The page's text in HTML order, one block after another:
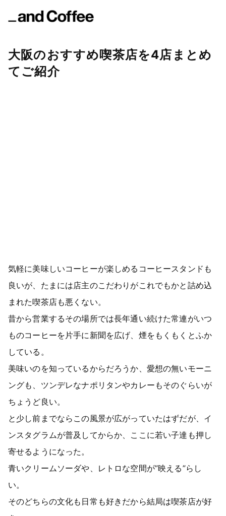
大阪のおすすめ喫茶店を4店まとめ
てご紹介
気軽に美味しいコーヒーが楽しめるコーヒースタンドも
良いが、たまには店主のこだわりがこれでもかと詰め込
まれた喫茶店も悪くない。
昔から営業するその場所では長年通い続けた常連がいつ
ものコーヒーを片手に新聞を広げ、煙をもくもくとふか
している。
美味いのを知っているからだろうか、愛想の無いモーニ
ングも、ツンデレなナポリタンやカレーもそのぐらいが
ちょうど良い。
と少し前までならこの風景が広がっていたはずだが、イ
ンスタグラムが普及してからか、ここに若い子達も押し
寄せるようになった。
青いクリームソーダや、レトロな空間が”映える”らし
い。
そのどちらの文化も日常も好きだから結局は喫茶店が好